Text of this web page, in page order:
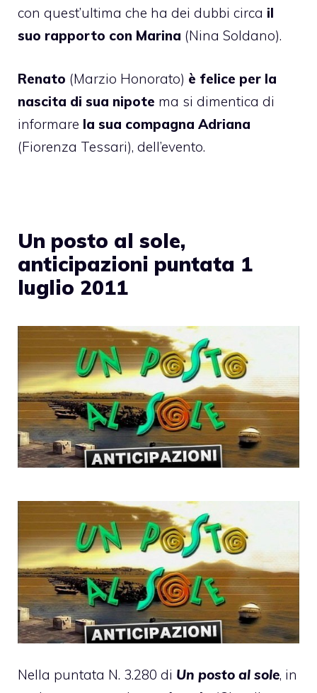
con quest’ultima che ha dei dubbi circa il
suo rapporto con Marina (Nina Soldano).
Renato (Marzio Honorato) è felice per la
nascita di sua nipote ma si dimentica di
informare la sua compagna Adriana
(Fiorenza Tessari), dell’evento.
Un posto al sole,
anticipazioni puntata 1
luglio 2011
Nella puntata N. 3.280 di Un posto al sole, in